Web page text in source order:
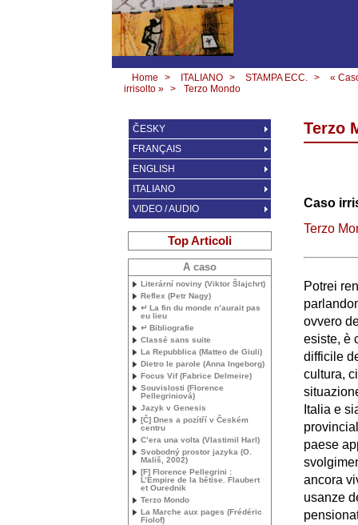
Home > ITALIANO > STAMPA ECC. >
«
irrisolto » > Terzo Mondo
Terzo
Caso
Terzo
Potrei
ovvero
esiste, è
difficile
cultura,
Italia e
paese
ancora
usanze
ČESKY
FRANÇAIS
ENGLISH
ITALIANO
VIDEO / AUDIO
Top Articoli
A caso
Literární noviny (Viktor Šlajchrt)
Reflex (Petr Nagy)
↵ La fin du monde n’aurait pas
eu lieu
↵ Bibliografie
Classé sans suite
La Repubblica (Matteo de Giuli)
Dietro le parole (Anna Ingeborg)
Focus Vif (Fabrice Delmeire)
Souvislosti (Florence
Pellegriniová)
Jazyk v Genesis
[Č] Dnes a pozítří v Českém
centru
C’era una volta (Vlastimil Harl)
Svobodný prostor jazyka (O.
Mališ, 2002)
[F] Florence Pellegrini :
L’Empire de la bêtise. Flaubert
et Ourednik
Terzo Mondo
La Marche aux pages (Frédéric
Fiolof)